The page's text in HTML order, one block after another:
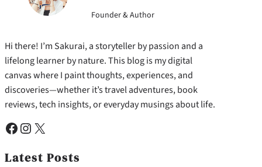
Founder & Author
Hi there! I’m Sakurai, a storyteller by passion and a
lifelong learner by nature. This blog is my digital
canvas where I paint thoughts, experiences, and
discoveries—whether it’s travel adventures, book
reviews, tech insights, or everyday musings about life.
Facebook Instagram X
Latest Posts